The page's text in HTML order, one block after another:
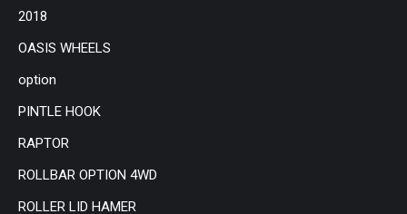
2018
OASIS WHEELS
option
PINTLE HOOK
RAPTOR
ROLLBAR OPTION 4WD
ROLLER LID HAMER